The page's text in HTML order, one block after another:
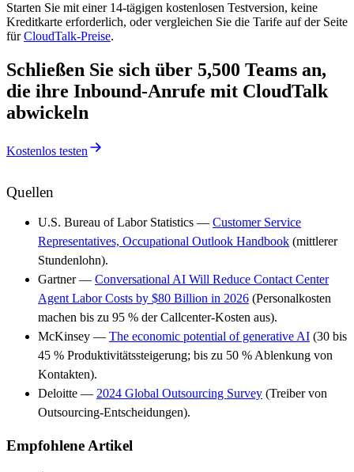
Starten Sie mit einer 14-tägigen kostenlosen Testversion, keine
Kreditkarte erforderlich, oder vergleichen Sie die Tarife auf der Seite
fürCloudTalk-Preise.
Schließen Sie sich über 5,500 Teams an,
die ihre Inbound-Anrufe mit CloudTalk
abwickeln
Kostenlos testen
Quellen
U.S. Bureau of Labor Statistics — Customer Service
Representatives, Occupational Outlook Handbook (mittlerer
Stundenlohn).
Gartner — Conversational AI Will Reduce Contact Center
Agent Labor Costs by $80 Billion in 2026 (Personalkosten
machen bis zu 95 % der Callcenter-Kosten aus).
McKinsey — The economic potential of generative AI (30 bis
45 % Produktivitätssteigerung; bis zu 50 % Ablenkung von
Kontakten).
Deloitte — 2024 Global Outsourcing Survey (Treiber von
Outsourcing-Entscheidungen).
Empfohlene Artikel